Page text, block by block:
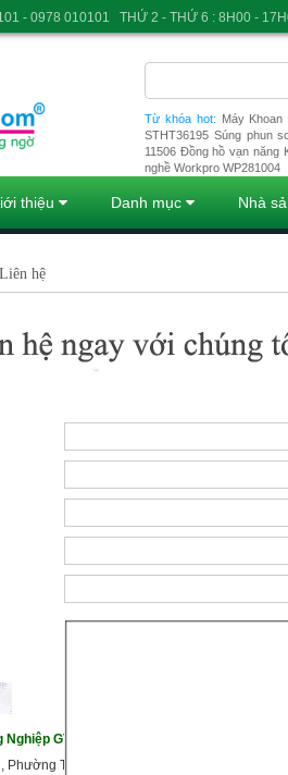
Từ khóa hot: Máy
STHT36195 Súng phun
11506 Đồng hồ vạn năng
nghề Workpro WP281004
thiệu Danh mục Nhà
Liên hệ
GTG
Tân Hòa, TP HCM
- 0978 010101 THỨ 2 - THỨ 6 : 8H00 -